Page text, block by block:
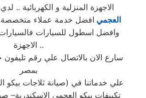
الاجهزة المنزلية و الكهربائية ..
العجمي افضل خدمة عملاء متخصصة
وافضل اسطول للسيارات
الاجهزة ..
سارع الان بالاتصال علي رقم تليفون
بمصر
علي خدماتنا في (صيانة ثلاجات
تكييفات بيكو العجمي الاسكندرية–